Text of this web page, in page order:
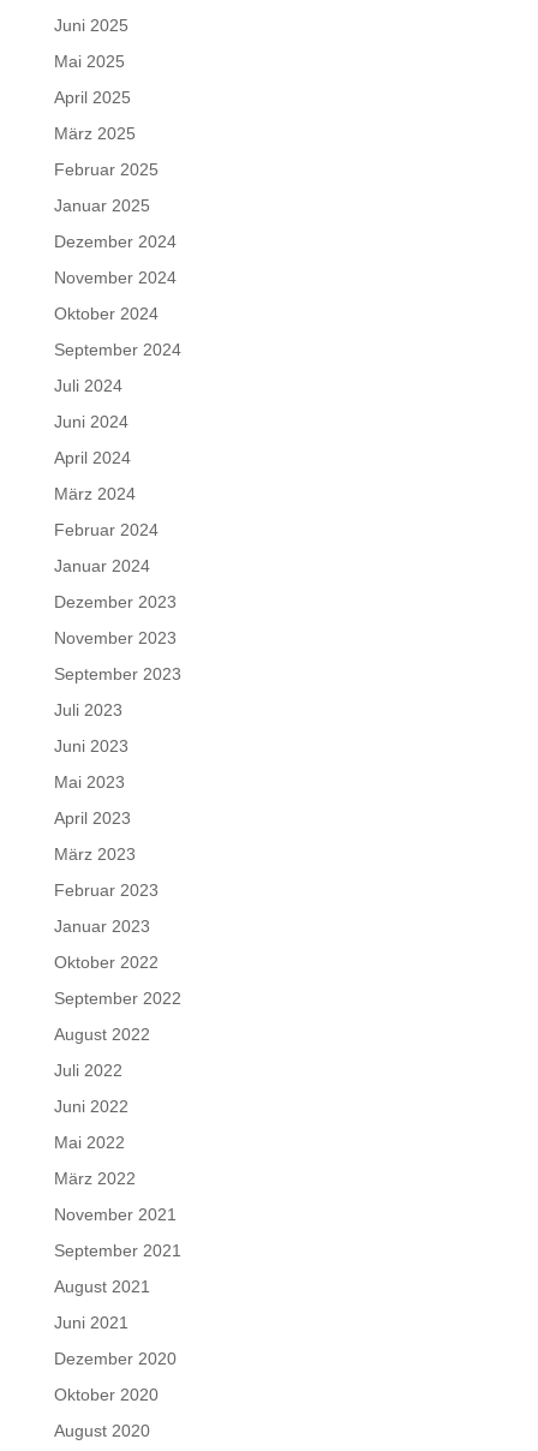
Juni 2025
Mai 2025
April 2025
März 2025
Februar 2025
Januar 2025
Dezember 2024
November 2024
Oktober 2024
September 2024
Juli 2024
Juni 2024
April 2024
März 2024
Februar 2024
Januar 2024
Dezember 2023
November 2023
September 2023
Juli 2023
Juni 2023
Mai 2023
April 2023
März 2023
Februar 2023
Januar 2023
Oktober 2022
September 2022
August 2022
Juli 2022
Juni 2022
Mai 2022
März 2022
November 2021
September 2021
August 2021
Juni 2021
Dezember 2020
Oktober 2020
August 2020